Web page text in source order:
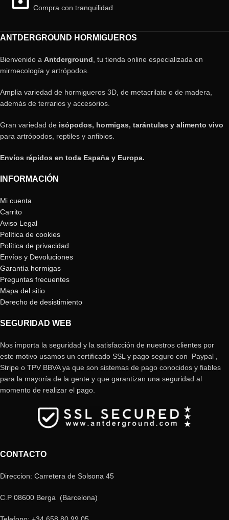
Compra con tranquilidad
ANTDERGROUND HORMIGUEROS
Bienvenido a Antderground , tu tienda online especializada en
mirmecología y artrópodos.
Amplia variedad de hormigueros 3D, de metacrilato o de madera,
además de terrarios y accesorios.
Gran variedad de isópodos, hormigas, tarántulas y alimento vivo
para artrópodos, reptiles y anfibios.
Envíos rápidos en toda España y Europa.
INFORMACIÓN
Mi cuenta
Carrito
Aviso Legal
Política de cookies
Política de privacidad
Envíos y Devoluciones
Garantía hormigas
Preguntas frecuentes
Mapa del sitio
Derecho de desistimiento
SEGURIDAD WEB
Nos importa la seguridad y la satisfacción de nuestros clientes por
este motivo usamos un certificado SSL y pago seguro con Paypal ,
Stripe o TPV BBVA ya que son sistemas de pago conocidos y fiables
para la mayoría de la gente y que garantizan una seguridad al
momento de realizar el pago.
CONTACTO
Direccion: Carretera de Solsona 45
C.P 08600 Berga (Barcelona)